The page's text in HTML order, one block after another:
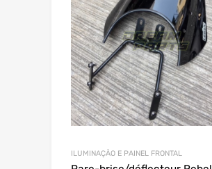
ILUMINAÇÃO E PAINEL FRONTAL